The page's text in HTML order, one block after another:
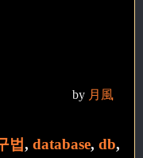
by 月風
법, database, db,